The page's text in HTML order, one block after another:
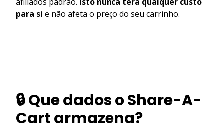
para si e não afeta o preço do seu carrinho.
🔒 Que dados o Share-A-
Cart armazena?